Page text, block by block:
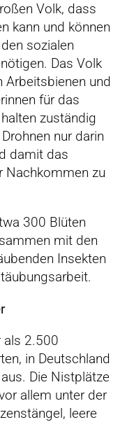
Volk, dass
kann und können
sozialen
Das Volk
Arbeitsbienen und
für das
zuständig
nur darin
damit das
Nachkommen zu
300 Blüten
mit den
Insekten
als 2.500
in Deutschland
Die Nistplätze
allem unter der
leere